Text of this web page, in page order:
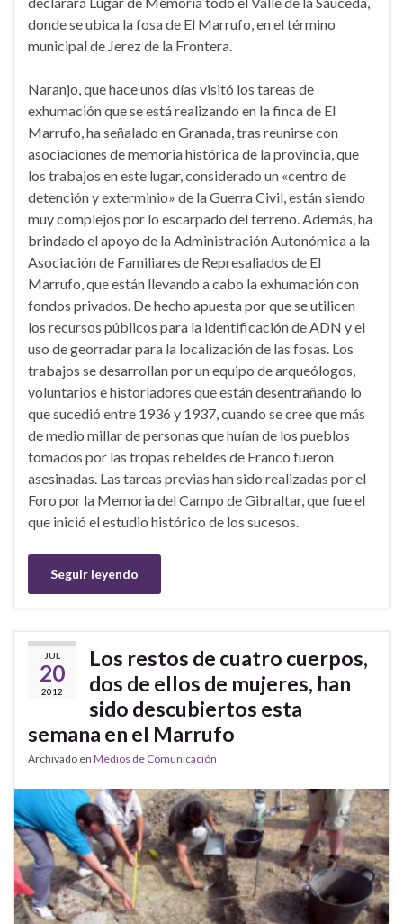
donde se ubica la fosa de El Marrufo, en el término
municipal de Jerez de la Frontera.
Naranjo, que hace unos días visitó los tareas de
exhumación que se está realizando en la finca de El
Marrufo, ha señalado en Granada, tras reunirse con
asociaciones de memoria histórica de la provincia, que
los trabajos en este lugar, considerado un «centro de
detención y exterminio» de la Guerra Civil, están siendo
muy complejos por lo escarpado del terreno. Además, ha
brindado el apoyo de la Administración Autonómica a la
Asociación de Familiares de Represaliados de El
Marrufo, que están llevando a cabo la exhumación con
fondos privados. De hecho apuesta por que se utilicen
los recursos públicos para la identificación de ADN y el
uso de georradar para la localización de las fosas. Los
trabajos se desarrollan por un equipo de arqueólogos,
voluntarios e historiadores que están desentrañando lo
que sucedió entre 1936 y 1937, cuando se cree que más
de medio millar de personas que huían de los pueblos
tomados por las tropas rebeldes de Franco fueron
asesinadas. Las tareas previas han sido realizadas por el
Foro por la Memoria del Campo de Gibraltar, que fue el
que inició el estudio histórico de los sucesos.
Seguir leyendo
JUL
20
2012
Los restos de cuatro cuerpos,
dos de ellos de mujeres, han
sido descubiertos esta
semana en el Marrufo
Archivado en Medios de Comunicación